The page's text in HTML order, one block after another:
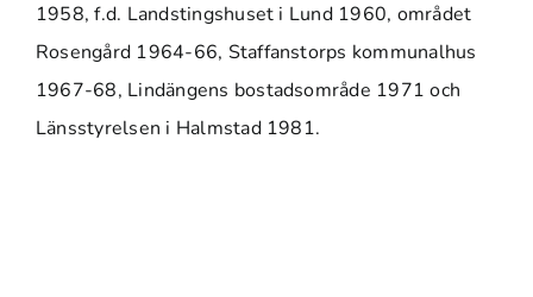
1958, f.d. Landstingshuset i Lund 1960, området
Rosengård 1964-66, Staffanstorps kommunalhus
1967-68, Lindängens bostadsområde 1971 och
Länsstyrelsen i Halmstad 1981.